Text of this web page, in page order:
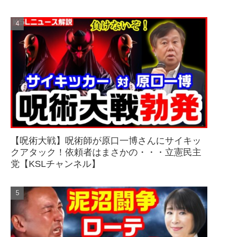
【呪術大戦】呪術師が原口一博さんにサイキッ
クアタック！依頼者はまさかの・・・立憲民主
党【KSLチャンネル】